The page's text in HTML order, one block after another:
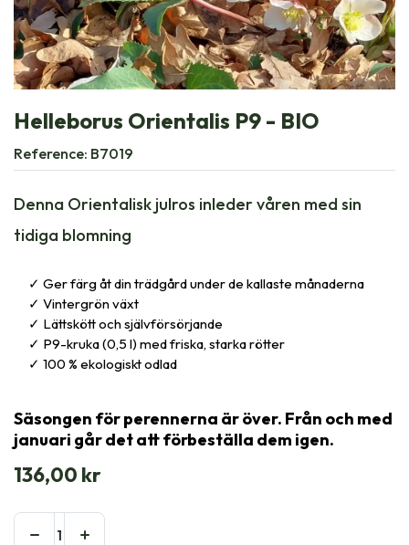
Helleborus Orientalis P9 - BIO
Reference: B7019
Denna Orientalisk julros inleder våren med sin
tidiga blomning
Ger färg åt din trädgård under de kallaste månaderna
Vintergrön växt
Lättskött och självförsörjande
P9-kruka (0,5 l) med friska, starka rötter
100 % ekologiskt odlad
Säsongen för perennerna är över. Från och med
januari går det att förbeställa dem igen.
136,00 kr